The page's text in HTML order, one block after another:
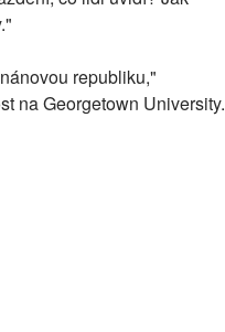
republiku,"
na Georgetown University.